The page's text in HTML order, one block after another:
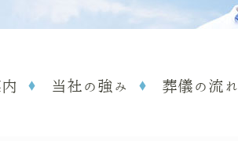
当社の強み 葬儀の流れ